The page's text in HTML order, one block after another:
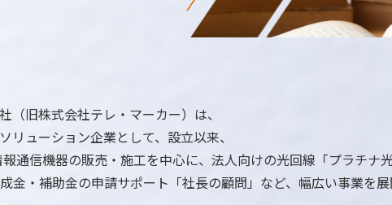
（旧株式会社テレ・マーカー）は、
ューション企業として、 設立以来、
通信機器の販売・施工を中心に、法人向けの光回線「プラチナ光
金・補助金の申請サポート「社長の顧問」など、幅広い事業を展